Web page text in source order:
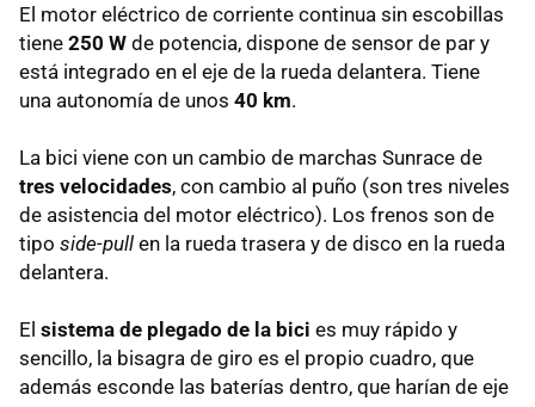
El motor eléctrico de corriente continua sin escobillas
tiene 250 W de potencia, dispone de sensor de par y
está integrado en el eje de la rueda delantera. Tiene
una autonomía de unos 40 km.
La bici viene con un cambio de marchas Sunrace de
tres velocidades, con cambio al puño (son tres niveles
de asistencia del motor eléctrico). Los frenos son de
tipo side-pull en la rueda trasera y de disco en la rueda
delantera.
El sistema de plegado de la bici es muy rápido y
sencillo, la bisagra de giro es el propio cuadro, que
además esconde las baterías dentro, que harían de eje